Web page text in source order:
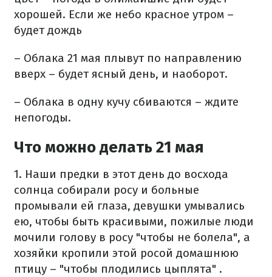
хорошей. Если же небо красное утром –
будет дождь
– Облака 21 мая плывут по направлению
вверх – будет ясный день, и наоборот.
– Облака в одну кучу сбиваются – ждите
непогоды.
Что можно делать 21 мая
1. Наши предки в этот день до восхода
солнца собирали росу и больные
промывали ей глаза, девушки умывались
ею, чтобы быть красивыми, пожилые люди
мочили голову в росу "чтобы не болела", а
хозяйки кропили этой росой домашнюю
птицу – "чтобы плодились цыплята" .